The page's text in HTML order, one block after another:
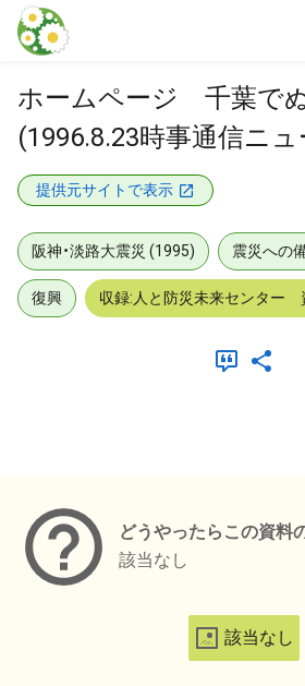
本文に飛ぶ
ホームページ 千葉で
(1996.8.23時事通信ニ
提供元サイトで表示
阪神・淡路大震災 (1995) 震災への
復興 収録:人と防災未来センター
どうやったらこの資料
該当なし
該当なし